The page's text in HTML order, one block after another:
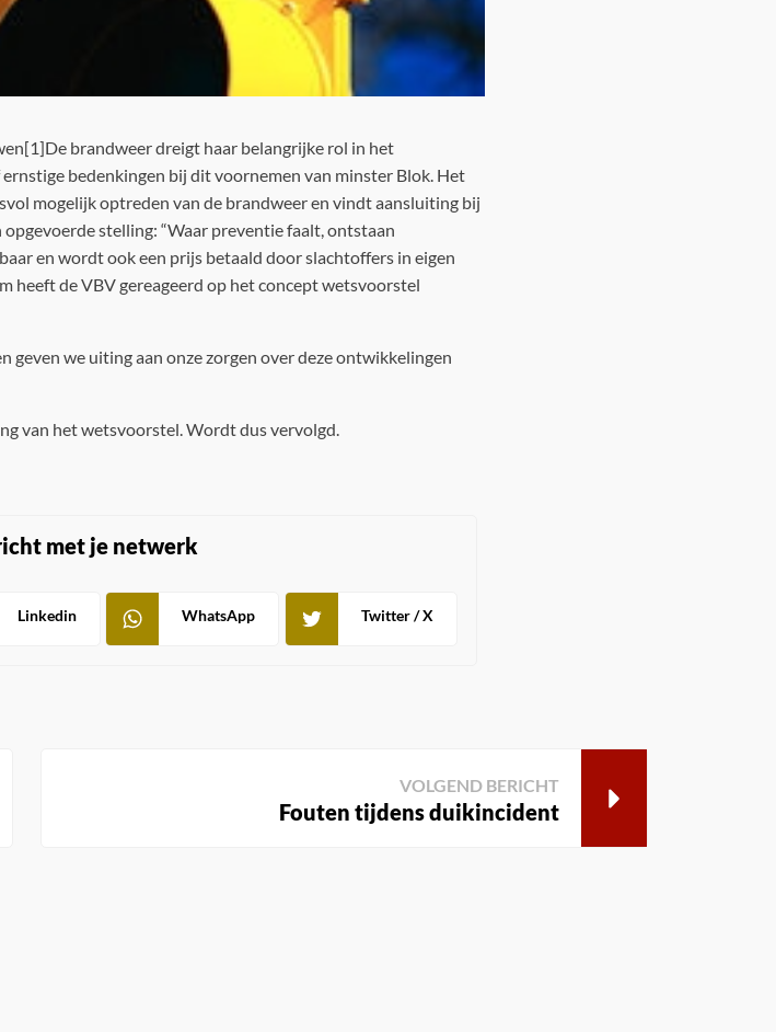
De brandweer dreigt haar belangrijke rol in het
bedenkingen bij dit voornemen van minster Blok. Het
mogelijk optreden van de brandweer en vindt aansluiting bij
opgevoerde stelling: “Waar preventie faalt, ontstaan
en wordt ook een prijs betaald door slachtoffers in eigen
heeft de VBV gereageerd op het concept wetsvoorstel
geven we uiting aan onze zorgen over deze ontwikkelingen
van het wetsvoorstel. Wordt dus vervolgd.
met je netwerk
Twitter / X
Linkedin WhatsApp
VOLGEND BERICHT
Fouten tijdens duikincident